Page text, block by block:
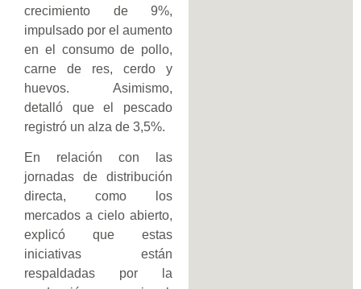
crecimiento de 9%,
impulsado por el aumento
en el consumo de pollo,
carne de res, cerdo y
huevos. Asimismo,
detalló que el pescado
registró un alza de 3,5%.
En relación con las
jornadas de distribución
directa, como los
mercados a cielo abierto,
explicó que estas
iniciativas están
respaldadas por la